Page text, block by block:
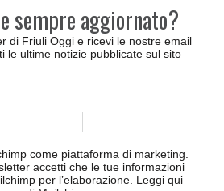
sempre aggiornato?
di Friuli Oggi e ricevi le nostre email
le ultime notizie pubblicate sul sito
come piattaforma di marketing.
accetti che le tue informazioni
per l’elaborazione. Leggi qui